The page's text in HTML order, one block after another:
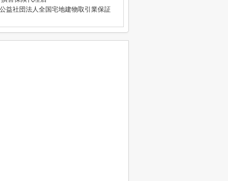
益社団法人全国宅地建物取引業保証